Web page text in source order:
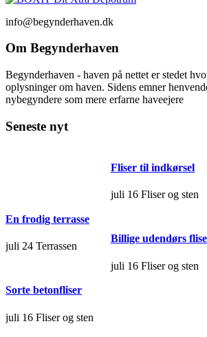
info@begynderhaven.dk
Om Begynderhaven
Begynderhaven - haven på nettet er stedet
oplysninger om haven. Sidens emner
nybegyndere som mere erfarne haveejere
Seneste nyt
En frodig terrasse
juli 24 Terrassen
Sorte betonfliser
juli 16 Fliser og sten
Fliser til indkørsel
juli 16 Fliser og sten
Billige udendørs
juli 16 Fliser og sten